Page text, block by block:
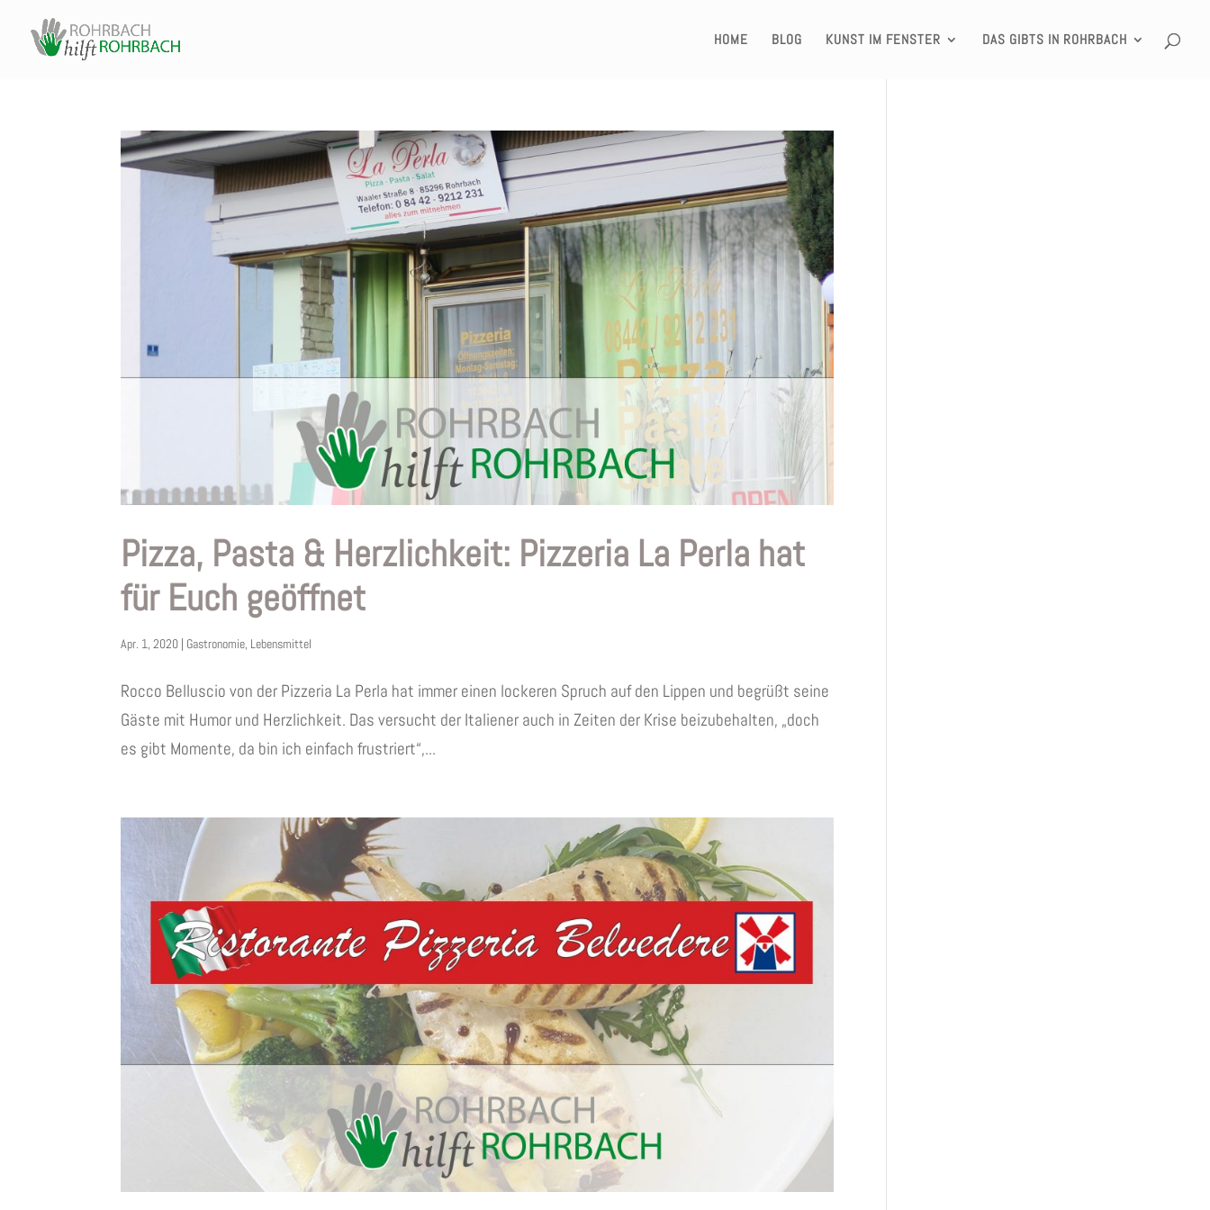
HOME BLOG KUNST IM FENSTER DAS GIBTS IN ROHRBACH
Pizza, Pasta & Herzlichkeit: Pizzeria La Perla hat
für Euch geöffnet
Apr. 1, 2020 | Gastronomie, Lebensmittel
Rocco Belluscio von der Pizzeria La Perla hat immer einen lockeren Spruch auf den Lippen und begrüßt seine
Gäste mit Humor und Herzlichkeit. Das versucht der Italiener auch in Zeiten der Krise beizubehalten, „doch
es gibt Momente, da bin ich einfach frustriert“,...